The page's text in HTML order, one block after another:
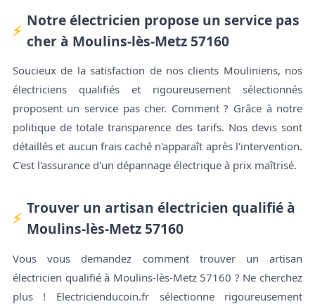
Notre électricien propose un service pas
cher à Moulins-lès-Metz 57160
Soucieux de la satisfaction de nos clients Mouliniens, nos
électriciens qualifiés et rigoureusement sélectionnés
proposent un service pas cher. Comment ? Grâce à notre
politique de totale transparence des tarifs. Nos devis sont
détaillés et aucun frais caché n'apparaît après l'intervention.
C'est l'assurance d'un dépannage électrique à prix maîtrisé.
Trouver un artisan électricien qualifié à
Moulins-lès-Metz 57160
Vous vous demandez comment trouver un artisan
électricien qualifié à Moulins-lès-Metz 57160 ? Ne cherchez
plus ! Electricienducoin.fr sélectionne rigoureusement